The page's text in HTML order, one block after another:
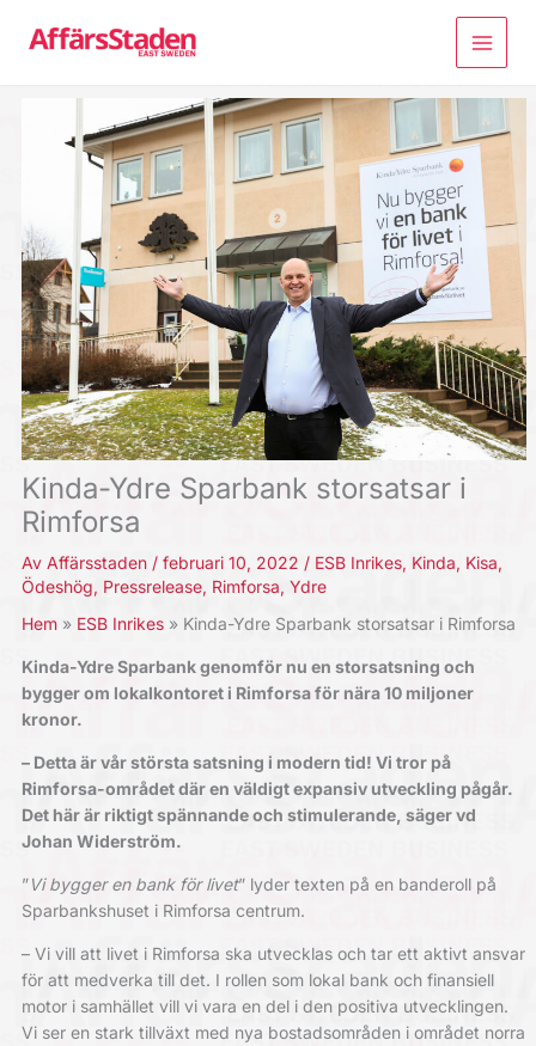
Kinda-Ydre Sparbank storsatsar i
Rimforsa
Av Affärsstaden / februari 10, 2022 / ESB Inrikes, Kinda, Kisa,
Ödeshög, Pressrelease, Rimforsa, Ydre
Hem
ESB Inrikes Kinda-Ydre Sparbank storsatsar i Rimforsa
Kinda-Ydre Sparbank genomför nu en storsatsning och
bygger om lokalkontoret i Rimforsa för nära 10 miljoner
kronor.
– Detta är vår största satsning i modern tid! Vi tror på
Rimforsa-området där en väldigt expansiv utveckling pågår.
Det här är riktigt spännande och stimulerande, säger vd
Johan Widerström.
”Vi bygger en bank för livet” lyder texten på en banderoll på
Sparbankshuset i Rimforsa centrum.
– Vi vill att livet i Rimforsa ska utvecklas och tar ett aktivt ansvar
för att medverka till det. I rollen som lokal bank och finansiell
motor i samhället vill vi vara en del i den positiva utvecklingen.
Vi ser en stark tillväxt med nya bostadsområden i området norra